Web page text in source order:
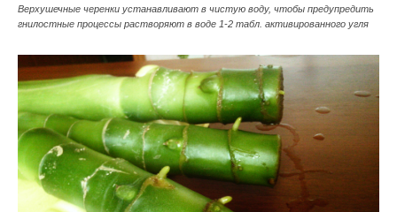
Верхушечные черенки устанавливают в чистую воду, чтобы предупредить
гнилостные процессы растворяют в воде 1-2 табл. активированного угля